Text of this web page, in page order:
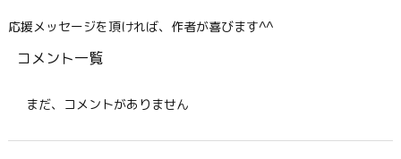
応援メッセージを頂ければ、作者が喜びます^^
コメント一覧
まだ、コメントがありません